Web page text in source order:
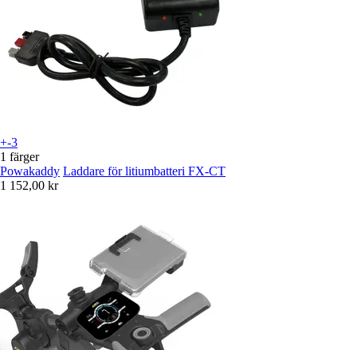
+-3
1 färger
Powakaddy Laddare för litiumbatteri FX-CT
1 152,00 kr